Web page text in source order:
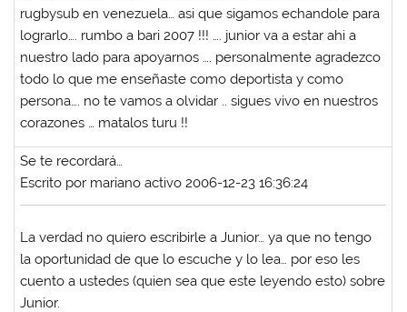
rugbysub en venezuela… asi que sigamos echandole para
lograrlo…. rumbo a bari 2007 !!! …. junior va a estar ahi a
nuestro lado para apoyarnos …. personalmente agradezco
todo lo que me enseñaste como deportista y como
persona…. no te vamos a olvidar .. sigues vivo en nuestros
corazones … matalos turu !!
Se te recordará…
Escrito por mariano activo 2006-12-23 16:36:24
La verdad no quiero escribirle a Junior… ya que no tengo
la oportunidad de que lo escuche y lo lea… por eso les
cuento a ustedes (quien sea que este leyendo esto) sobre
Junior.